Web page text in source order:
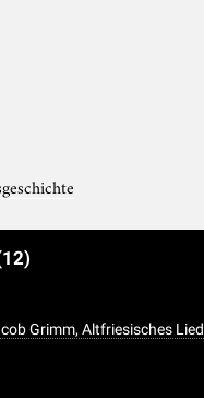
Grimm, Altfriesisches Lied